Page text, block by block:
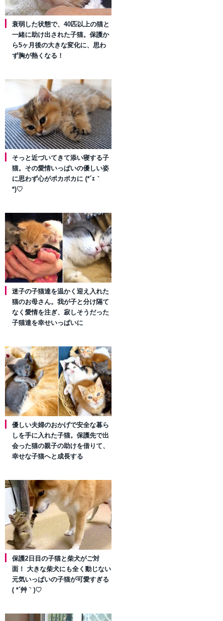
衰弱した状態で、40匹以上の猫と
一緒に助け出された子猫。保護か
ら5ヶ月後の大きな変化に、思わ
ず胸が熱くなる！
そっと近づいてきて添い寝する子
猫。その愛情いっぱいの優しい姿
に思わず心がポカポカに (*´ｪ｀
*)♡
迷子の子猫達を温かく迎え入れた
猫のお母さん。我が子と分け隔て
なく愛情を注ぎ、寂しそうだった
子猫達を幸せいっぱいに
優しい夫婦のおかげで安全な暮ら
しを手に入れた子猫。保護先で出
会った猫の親子の助けを借りて、
幸せな子猫へと成長する
保護2日目の子猫と柴犬がご対
面！ 大きな柴犬にも全く動じない
元気いっぱいの子猫が可愛すぎる
( *´艸｀)♡